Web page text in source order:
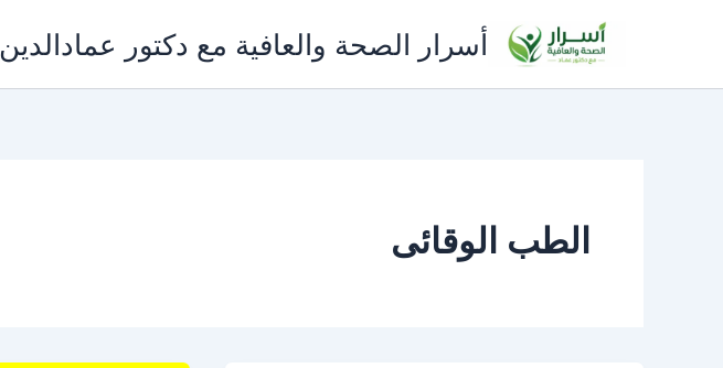
أسرار الصحة والعافية مع دكتور عمادالدين
الطب الوقائى